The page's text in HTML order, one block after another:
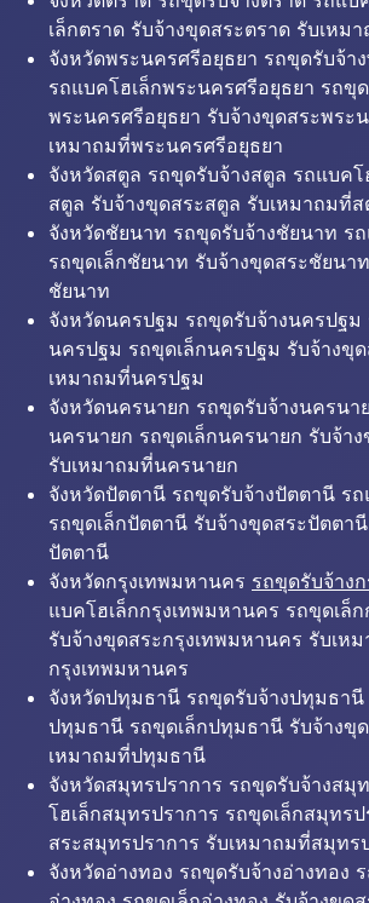
เล็กตราด รับจ้างขุดสระตราด รับเหม
จังหวัดพระนครศรีอยุธยา รถขุดรับจ้า
รถแบคโฮเล็กพระนครศรีอยุธยา รถขุด
พระนครศรีอยุธยา รับจ้างขุดสระพระ
เหมาถมที่พระนครศรีอยุธยา
จังหวัดสตูล รถขุดรับจ้างสตูล รถแบคโ
สตูล รับจ้างขุดสระสตูล รับเหมาถมที่ส
จังหวัดชัยนาท รถขุดรับจ้างชัยนาท ร
รถขุดเล็กชัยนาท รับจ้างขุดสระชัยนา
ชัยนาท
จังหวัดนครปฐม รถขุดรับจ้างนครปฐม
นครปฐม รถขุดเล็กนครปฐม รับจ้างขุ
เหมาถมที่นครปฐม
จังหวัดนครนายก รถขุดรับจ้างนครนา
นครนายก รถขุดเล็กนครนายก รับจ้า
รับเหมาถมที่นครนายก
จังหวัดปัตตานี รถขุดรับจ้างปัตตานี ร
รถขุดเล็กปัตตานี รับจ้างขุดสระปัตตา
ปัตตานี
จังหวัดกรุงเทพมหานคร รถขุดรับจ้าง
แบคโฮเล็กกรุงเทพมหานคร รถขุดเล็
รับจ้างขุดสระกรุงเทพมหานคร รับเห
กรุงเทพมหานคร
จังหวัดปทุมธานี รถขุดรับจ้างปทุมธานี
ปทุมธานี รถขุดเล็กปทุมธานี รับจ้างขุ
เหมาถมที่ปทุมธานี
จังหวัดสมุทรปราการ รถขุดรับจ้างสมุ
โฮเล็กสมุทรปราการ รถขุดเล็กสมุทร
สระสมุทรปราการ รับเหมาถมที่สมุทร
จังหวัดอ่างทอง รถขุดรับจ้างอ่างทอง